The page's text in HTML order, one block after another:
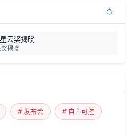
云奖揭晓
揭晓
# 发布会 # 自主可控